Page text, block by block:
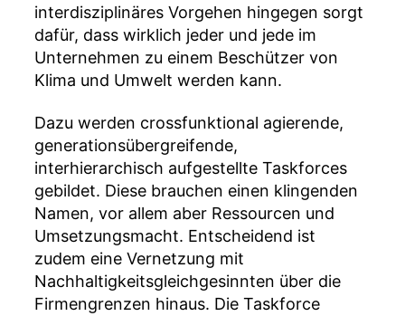
interdisziplinäres Vorgehen hingegen sorgt
dafür, dass wirklich jeder und jede im
Unternehmen zu einem Beschützer von
Klima und Umwelt werden kann.
Dazu werden crossfunktional agierende,
generationsübergreifende,
interhierarchisch aufgestellte Taskforces
gebildet. Diese brauchen einen klingenden
Namen, vor allem aber Ressourcen und
Umsetzungsmacht. Entscheidend ist
zudem eine Vernetzung mit
Nachhaltigkeitsgleichgesinnten über die
Firmengrenzen hinaus. Die Taskforce